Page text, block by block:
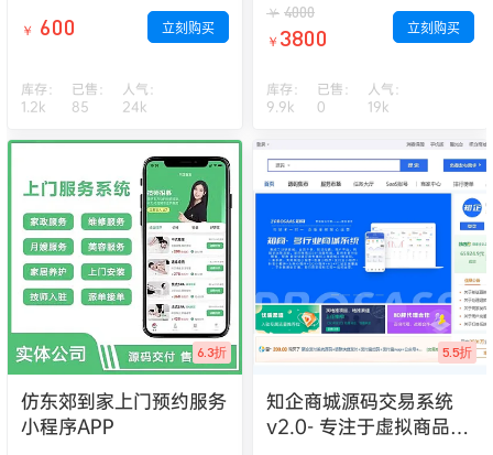
￥ 600 立刻购买
库存：
1.2k
已售：
85
人气：
24k
￥ 4000
￥ 3800 立刻购买
库存：
9.9k
已售：
0
人气：
19k
6.3折
仿东郊到家上门预约服务
小程序APP
5.5折
知企商城源码交易系统
v2.0- 专注于虚拟商品交